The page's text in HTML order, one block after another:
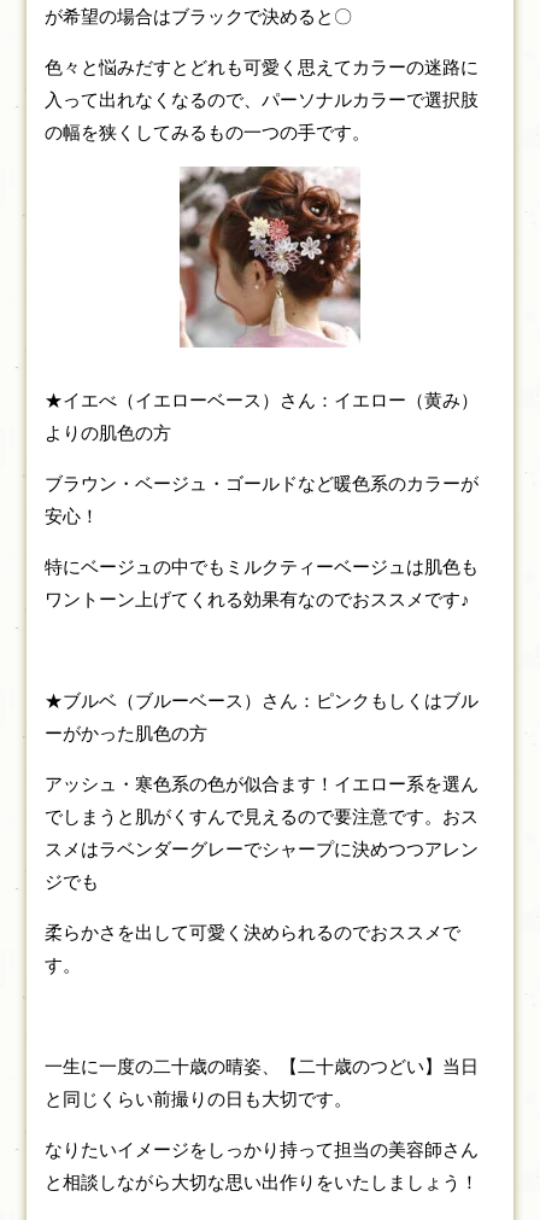
が希望の場合はブラックで決めると〇
色々と悩みだすとどれも可愛く思えてカラーの迷路に
入って出れなくなるので、パーソナルカラーで選択肢
の幅を狭くしてみるもの一つの手です。
★イエべ（イエローベース）さん：イエロー（黄み）
よりの肌色の方
ブラウン・ベージュ・ゴールドなど暖色系のカラーが
安心！
特にベージュの中でもミルクティーベージュは肌色も
ワントーン上げてくれる効果有なのでおススメです♪
★ブルベ（ブルーベース）さん：ピンクもしくはブル
ーがかった肌色の方
アッシュ・寒色系の色が似合ます！イエロー系を選ん
でしまうと肌がくすんで見えるので要注意です。おス
スメはラベンダーグレーでシャープに決めつつアレン
ジでも
柔らかさを出して可愛く決められるのでおススメで
す。
一生に一度の二十歳の晴姿、【二十歳のつどい】当日
と同じくらい前撮りの日も大切です。
なりたいイメージをしっかり持って担当の美容師さん
と相談しながら大切な思い出作りをいたしましょう！